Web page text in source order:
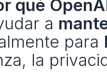
qué
a
para
la